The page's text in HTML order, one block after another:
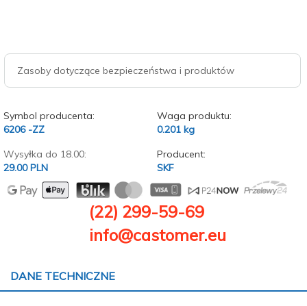
Zasoby dotyczące bezpieczeństwa i produktów
Symbol producenta:
6206 -ZZ
Waga produktu:
0.201 kg
Wysyłka do 18.00:
29.00 PLN
Producent:
SKF
(22) 299-59-69
info@castomer.eu
DANE TECHNICZNE